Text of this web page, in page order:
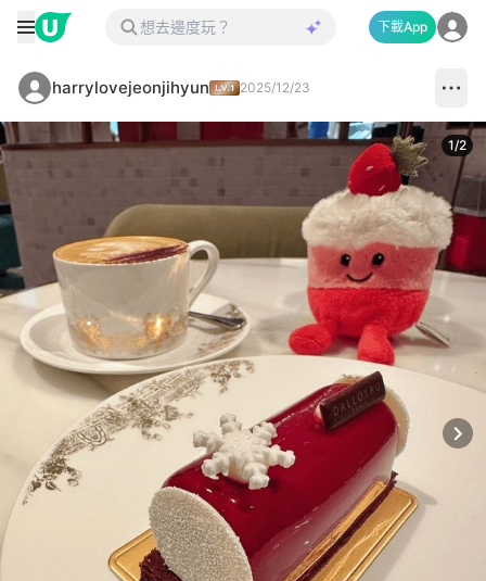
下載App
harrylovejeonjihyun 2025/12/23
1/2